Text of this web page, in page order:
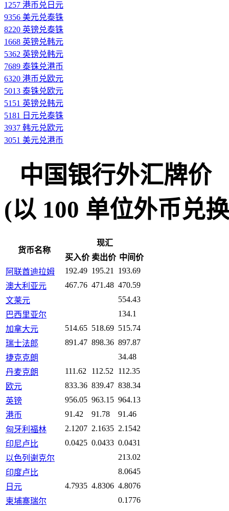
1257 港币兑日元
9356 美元兑泰铢
8220 英镑兑泰铢
1668 英镑兑韩元
5362 英镑兑韩元
7689 泰铢兑港币
6320 港币兑欧元
5013 泰铢兑欧元
5151 英镑兑韩元
5181 日元兑泰铢
3937 韩元兑欧元
3051 美元兑港币
中国银行外汇牌价
(以 100 单位外币兑
货币名称
现汇
买入价 卖出价 中间价
阿联酋迪拉姆
192.49 195.21
193.69
澳大利亚元
467.76 471.48 470.59
文莱元
554.43
巴西里亚尔
134.1
加拿大元
514.65 518.69 515.74
瑞士法郎
891.47 898.36 897.87
捷克克朗
34.48
丹麦克朗
111.62 112.52
112.35
欧元
833.36 839.47 838.34
英镑
956.05 963.15 964.13
港币
91.42 91.78
91.46
匈牙利福林
2.1207 2.1635 2.1542
印尼卢比
0.0425 0.0433 0.0431
以色列谢克尔
213.02
印度卢比
8.0645
日元
4.7935 4.8306 4.8076
柬埔寨瑞尔
0.1776